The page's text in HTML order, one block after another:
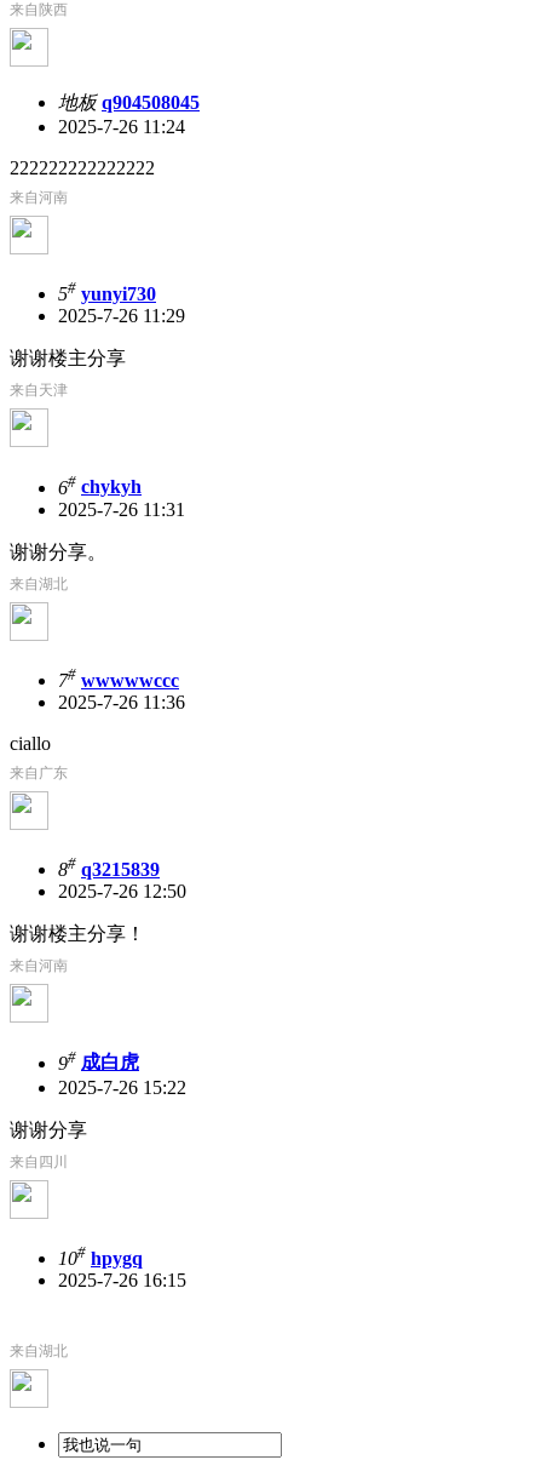
来自陕西
地板 q904508045
2025-7-26 11:24
222222222222222
来自河南
5# yunyi730
2025-7-26 11:29
谢谢楼主分享
来自天津
6# chykyh
2025-7-26 11:31
谢谢分享。
来自湖北
7# wwwwwccc
2025-7-26 11:36
ciallo
来自广东
8# q3215839
2025-7-26 12:50
谢谢楼主分享！
来自河南
9# 成白虎
2025-7-26 15:22
谢谢分享
来自四川
10# hpygq
2025-7-26 16:15
来自湖北